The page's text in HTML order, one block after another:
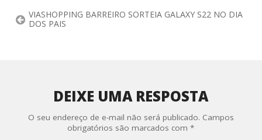
VIASHOPPING BARREIRO SORTEIA GALAXY S22 NO DIA
DOS PAIS
DEIXE UMA RESPOSTA
O seu endereço de e-mail não será publicado. Campos
obrigatórios são marcados com*